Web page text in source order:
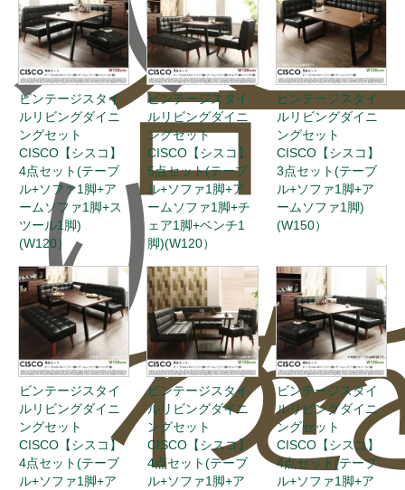
り
合
わ
ー
を
ビンテージスタイ
ルリビングダイニ
ングセット
CISCO【シスコ】
4点セット(テーブ
ル+ソファ1脚+ア
ームソファ1脚+ス
ツール1脚)
(W120）
ビンテージスタイ
ルリビングダイニ
ングセット
CISCO【シスコ】
5点セット(テーブ
ル+ソファ1脚+ア
ームソファ1脚+チ
ェア1脚+ベンチ1
脚)(W120）
ビンテージスタイ
ルリビングダイニ
ングセット
CISCO【シスコ】
3点セット(テーブ
ル+ソファ1脚+ア
ームソファ1脚)
(W150）
ビンテージスタイ
ルリビングダイニ
ングセット
CISCO【シスコ】
4点セット(テーブ
ル+ソファ1脚+ア
ビンテージスタイ
ルリビングダイニ
ングセット
CISCO【シスコ】
4点セット(テーブ
ル+ソファ1脚+ア
ビンテージスタイ
ルリビングダイニ
ングセット
CISCO【シスコ】
4点セット(テーブ
ル+ソファ1脚+ア